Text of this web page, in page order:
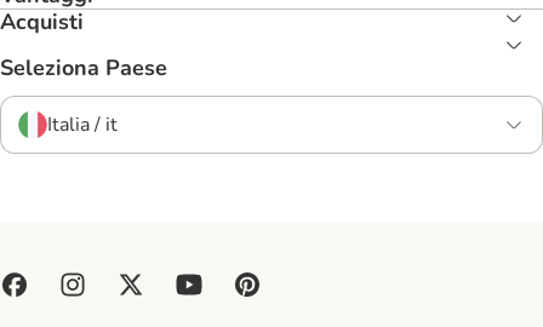
Acquisti
Seleziona Paese
Italia / it